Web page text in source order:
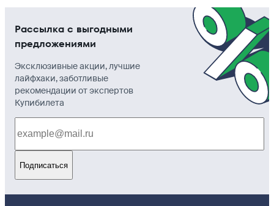
Рассылка с выгодными
предложениями
Эксклюзивные акции, лучшие
лайфхаки, заботливые
рекомендации от экспертов
Купибилета
Подписаться